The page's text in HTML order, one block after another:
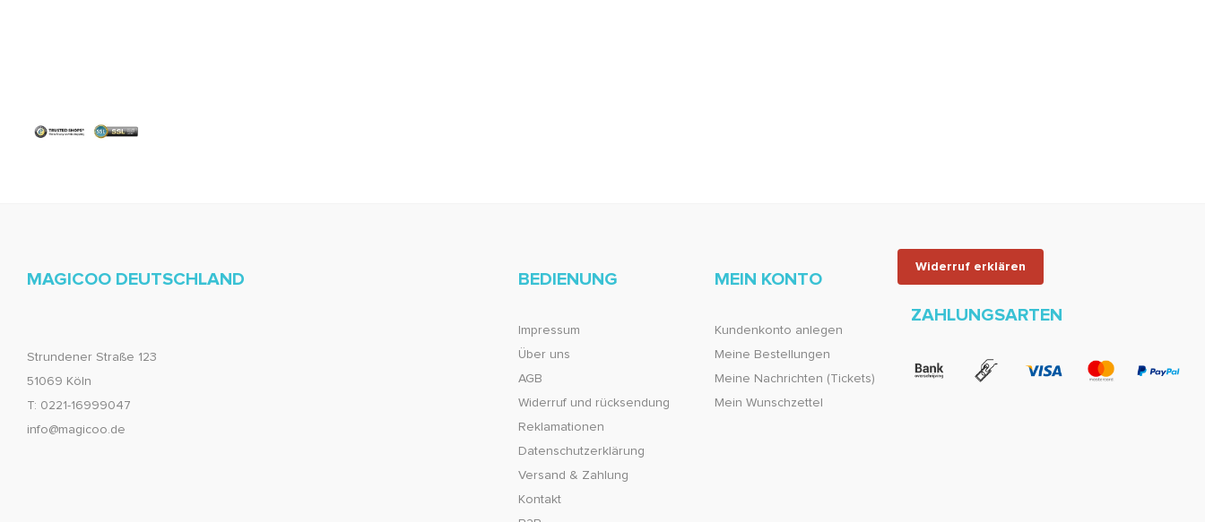
MAGICOO DEUTSCHLAND
Strundener Straße 123
51069 Köln
T: 0221-16999047
info@magicoo.de
Widerruf erklären
BEDIENUNG
Impressum
Über uns
AGB
Widerruf und rücksendung
Reklamationen
Datenschutzerklärung
Versand & Zahlung
Kontakt
MEIN KONTO
Kundenkonto anlegen
Meine Bestellungen
Meine Nachrichten (Tickets)
Mein Wunschzettel
ZAHLUNGSARTEN